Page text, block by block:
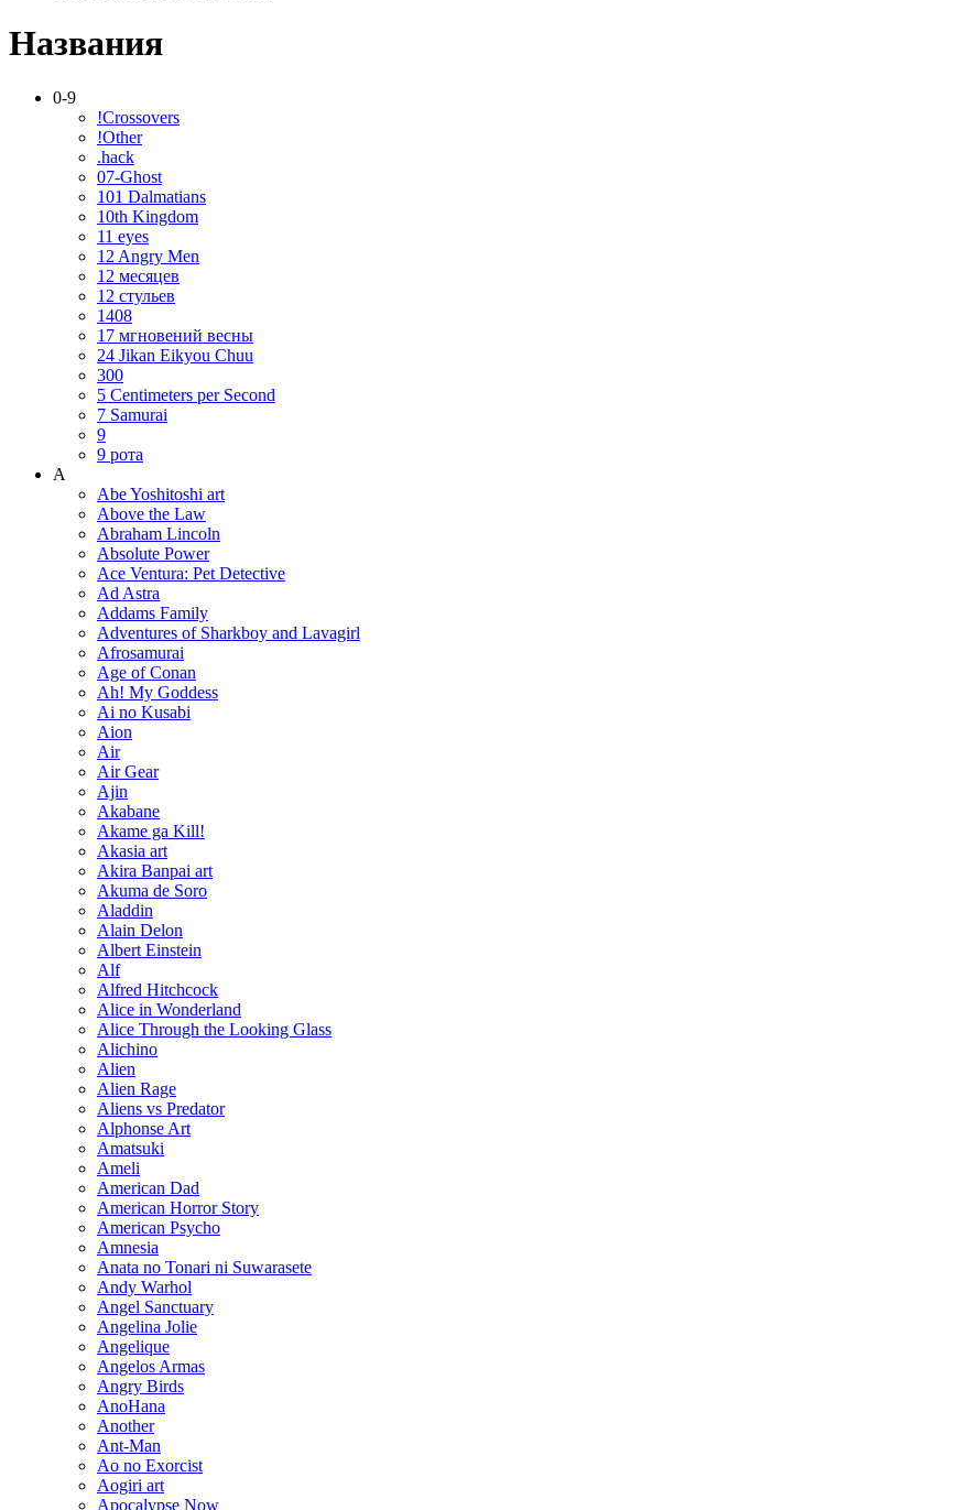
Названия
0-9
!Crossovers
!Other
.hack
07-Ghost
101 Dalmatians
10th Kingdom
11 eyes
12 Angry Men
12 месяцев
12 стульев
1408
17 мгновений весны
24 Jikan Eikyou Chuu
300
5 Centimeters per Second
7 Samurai
9
9 рота
A
Abe Yoshitoshi art
Above the Law
Abraham Lincoln
Absolute Power
Ace Ventura: Pet Detective
Ad Astra
Addams Family
Adventures of Sharkboy and Lavagirl
Afrosamurai
Age of Conan
Ah! My Goddess
Ai no Kusabi
Aion
Air
Air Gear
Ajin
Akabane
Akame ga Kill!
Akasia art
Akira Banpai art
Akuma de Soro
Aladdin
Alain Delon
Albert Einstein
Alf
Alfred Hitchcock
Alice in Wonderland
Alice Through the Looking Glass
Alichino
Alien
Alien Rage
Aliens vs Predator
Alphonse Art
Amatsuki
Ameli
American Dad
American Horror Story
American Psycho
Amnesia
Anata no Tonari ni Suwarasete
Andy Warhol
Angel Sanctuary
Angelina Jolie
Angelique
Angelos Armas
Angry Birds
AnoHana
Another
Ant-Man
Ao no Exorcist
Aogiri art
Apocalypse Now